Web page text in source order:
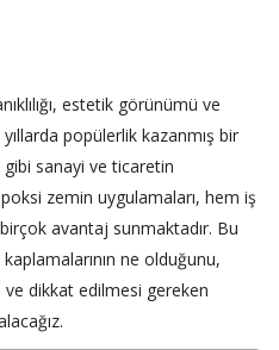
estetik görünümü ve
popülerlik kazanmış bir
sanayi ve ticaretin
zemin uygulamaları, hem iş
avantaj sunmaktadır. Bu
ne olduğunu,
ve dikkat edilmesi gereken